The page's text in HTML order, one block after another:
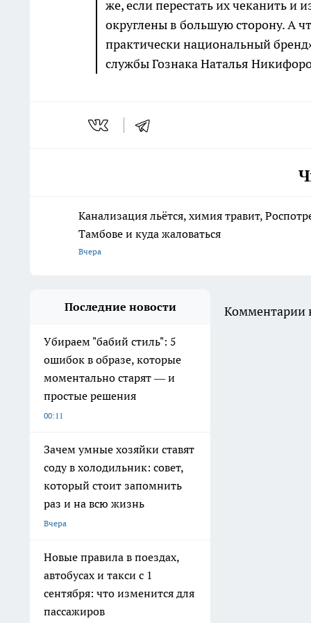
же, если перестать их чеканить и
округлены в большую сторону. А
практически национальный
службы Гознака Наталья
Канализация льётся, химия травит,
Тамбове и куда жаловаться
Вчера
Последние новости
Убираем "бабий стиль": 5
ошибок в образе, которые
моментально старят — и
простые решения
00:11
Зачем умные хозяйки ставят
соду в холодильник: совет,
который стоит запомнить
раз и на всю жизнь
Вчера
Новые правила в поездах,
автобусах и такси с 1
сентября: что изменится для
пассажиров
Комментарии